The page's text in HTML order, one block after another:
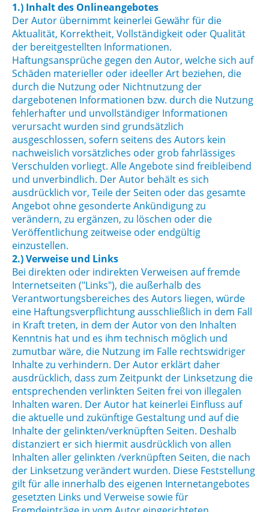
1.) Inhalt des Onlineangebotes
Der Autor übernimmt keinerlei Gewähr für die
Aktualität, Korrektheit, Vollständigkeit oder Qualität
der bereitgestellten Informationen.
Haftungsansprüche gegen den Autor, welche sich auf
Schäden materieller oder ideeller Art beziehen, die
durch die Nutzung oder Nichtnutzung der
dargebotenen Informationen bzw. durch die Nutzung
fehlerhafter und unvollständiger Informationen
verursacht wurden sind grundsätzlich
ausgeschlossen, sofern seitens des Autors kein
nachweislich vorsätzliches oder grob fahrlässiges
Verschulden vorliegt. Alle Angebote sind freibleibend
und unverbindlich. Der Autor behält es sich
ausdrücklich vor, Teile der Seiten oder das gesamte
Angebot ohne gesonderte Ankündigung zu
verändern, zu ergänzen, zu löschen oder die
Veröffentlichung zeitweise oder endgültig
einzustellen.
2.) Verweise und Links
Bei direkten oder indirekten Verweisen auf fremde
Internetseiten ("Links"), die außerhalb des
Verantwortungsbereiches des Autors liegen, würde
eine Haftungsverpflichtung ausschließlich in dem Fall
in Kraft treten, in dem der Autor von den Inhalten
Kenntnis hat und es ihm technisch möglich und
zumutbar wäre, die Nutzung im Falle rechtswidriger
Inhalte zu verhindern. Der Autor erklärt daher
ausdrücklich, dass zum Zeitpunkt der Linksetzung die
entsprechenden verlinkten Seiten frei von illegalen
Inhalten waren. Der Autor hat keinerlei Einfluss auf
die aktuelle und zukünftige Gestaltung und auf die
Inhalte der gelinkten/verknüpften Seiten. Deshalb
distanziert er sich hiermit ausdrücklich von allen
Inhalten aller gelinkten /verknüpften Seiten, die nach
der Linksetzung verändert wurden. Diese Feststellung
gilt für alle innerhalb des eigenen Internetangebotes
gesetzten Links und Verweise sowie für